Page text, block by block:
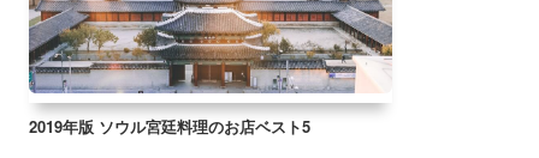
2019年版 ソウル宮廷料理のお店ベスト5